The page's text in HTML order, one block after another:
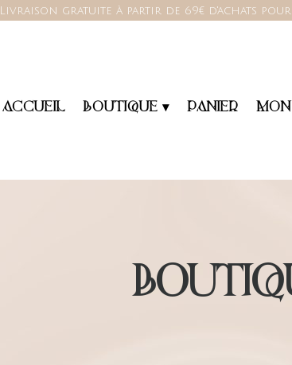
Livraison gratuite à partir de 69€ d'achats
ACCUEIL BOUTIQUE ▾ PANIER